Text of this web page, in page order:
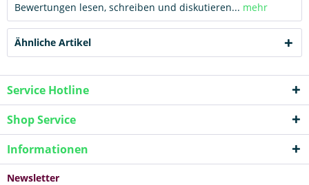
Bewertungen lesen, schreiben und diskutieren... mehr
Ähnliche Artikel
Service Hotline
Shop Service
Informationen
Newsletter